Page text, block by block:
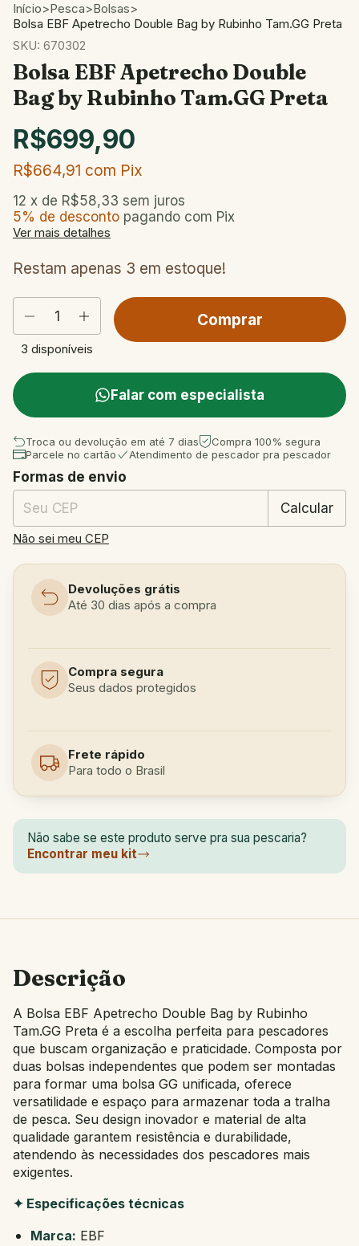
Início>Pesca>Bolsas>
Bolsa EBF Apetrecho Double Bag by Rubinho Tam.GG Preta
SKU: 670302
Bolsa EBF Apetrecho Double
Bag by Rubinho Tam.GG Preta
R$699,90
R$664,91 com Pix
12 x de R$58,33 sem juros
5% de desconto pagando com Pix
Ver mais detalhes
Restam apenas 3 em estoque!
3 disponíveis
Falar com especialista
Troca ou devolução em até 7 dias
Compra 100% segura
Parcele no cartão
Atendimento de pescador pra pescador
Entregas para o CEP:
Formas de envio
Calcular
Não sei meu CEP
Devoluções grátis
Até 30 dias após a compra
Compra segura
Seus dados protegidos
Frete rápido
Para todo o Brasil
Não sabe se este produto serve pra sua pescaria?
Encontrar meu kit
Descrição
A Bolsa EBF Apetrecho Double Bag by Rubinho
Tam.GG Preta é a escolha perfeita para pescadores
que buscam organização e praticidade. Composta por
duas bolsas independentes que podem ser montadas
para formar uma bolsa GG unificada, oferece
versatilidade e espaço para armazenar toda a tralha
de pesca. Seu design inovador e material de alta
qualidade garantem resistência e durabilidade,
atendendo às necessidades dos pescadores mais
exigentes.
✦ Especificações técnicas
Marca: EBF